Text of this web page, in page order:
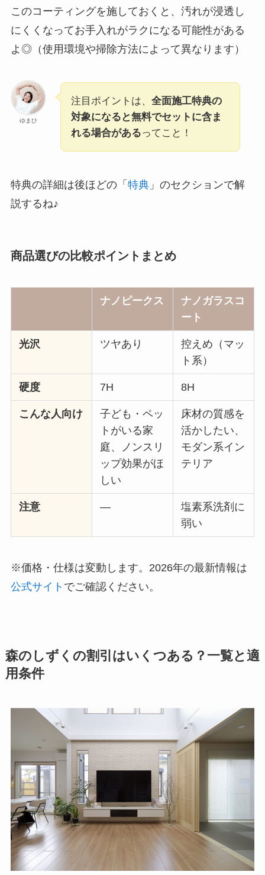
このコーティングを施しておくと、汚れが浸透し
にくくなってお手入れがラクになる可能性がある
よ◎（使用環境や掃除方法によって異なります）
ゆまひ
注目ポイントは、 全面施工特典の
対象になると無料でセットに含ま
れる場合があるってこと！
特典の詳細は後ほどの「 特典」のセクションで解
説するね♪
商品選びの比較ポイントまとめ
ナノピークス
ナノガラスコ
ート
光沢 ツヤあり
控えめ（マッ
ト系）
硬度 7H 8H
こんな人向け
子ども・ペッ
トがいる家
庭、ノンスリ
ップ効果がほ
しい
床材の質感を
活かしたい、
モダン系イン
テリア
注意 —
塩素系洗剤に
弱い
※価格・仕様は変動します。2026年の最新情報は
公式サイト でご確認ください。
森のしずくの割引はいくつある？一覧と適
用条件